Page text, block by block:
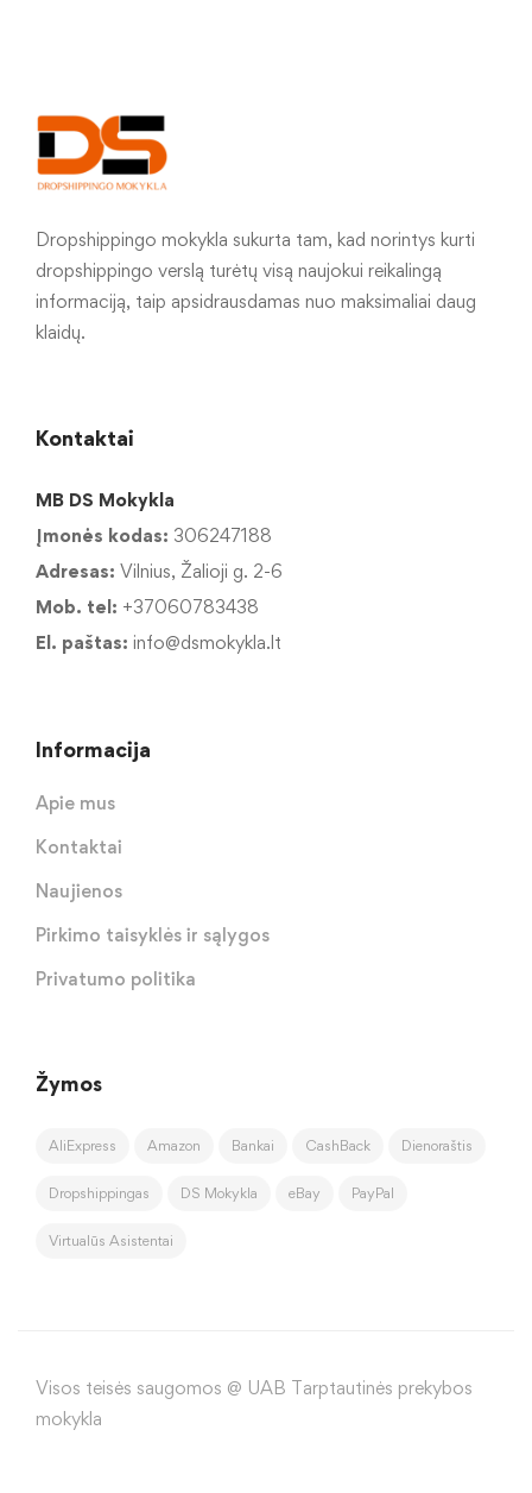
Dropshippingo mokykla sukurta tam, kad norintys kurti
dropshippingo verslą turėtų visą naujokui reikalingą
informaciją, taip apsidrausdamas nuo maksimaliai daug
klaidų.
Kontaktai
MB DS Mokykla
Įmonės kodas: 306247188
Adresas: Vilnius, Žalioji g. 2-6
Mob. tel: +37060783438
El. paštas: info@dsmokykla.lt
Informacija
Apie mus
Kontaktai
Naujienos
Pirkimo taisyklės ir sąlygos
Privatumo politika
Žymos
AliExpress Amazon Bankai CashBack Dienoraštis
Dropshippingas DS Mokykla eBay PayPal
Virtualūs Asistentai
Visos teisės saugomos @ UAB Tarptautinės prekybos
mokykla